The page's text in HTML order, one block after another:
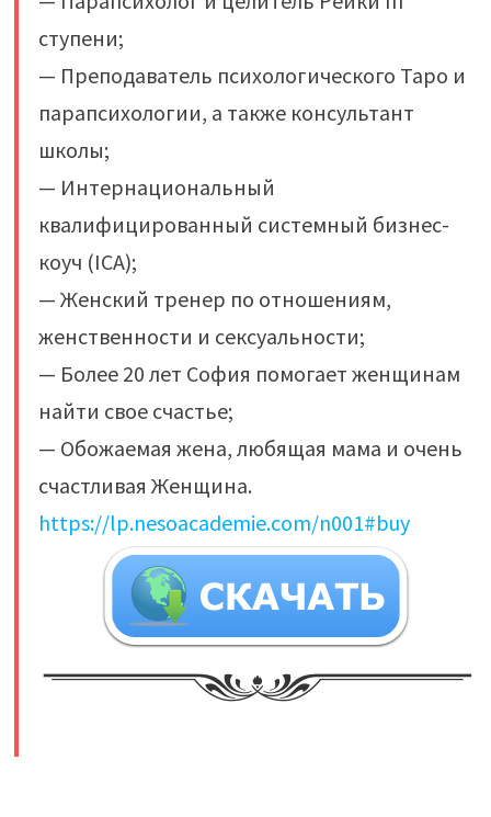
ступени;
— Преподаватель психологического Таро и
парапсихологии, а также консультант
школы;
— Интернациональный
квалифицированный системный бизнес-
коуч (ICA);
— Женский тренер по отношениям,
женственности и сексуальности;
— Более 20 лет София помогает женщинам
найти свое счастье;
— Обожаемая жена, любящая мама и очень
счастливая Женщина.
https://lp.nesoacademie.com/n001#buy